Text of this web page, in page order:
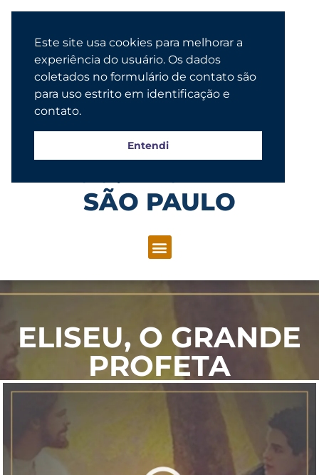
SÃO PAULO
ELISEU, O GRANDE
PROFETA
Este site usa cookies para melhorar a
experiência do usuário. Os dados
coletados no formulário de contato são
para uso estrito em identificação e
contato.
Entendi